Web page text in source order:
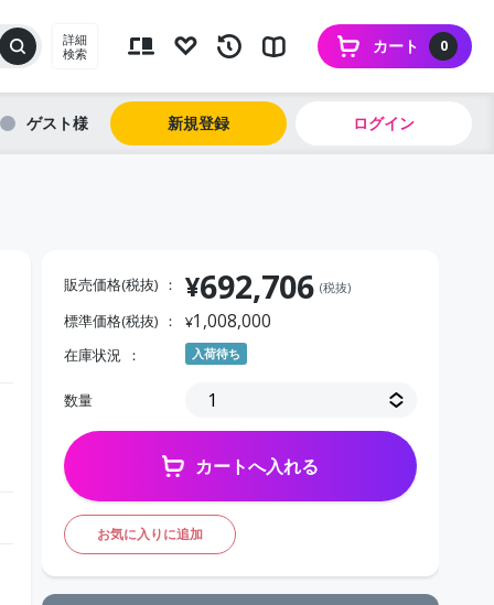
詳細
検索
0
カート
ゲスト 新規登録 ログイン
販売価格(税抜) ¥692,706 (税抜)
標準価格(税抜) ¥1,008,000
在庫状況 入荷待ち
数量
カートへ入れる
お気に入りに追加